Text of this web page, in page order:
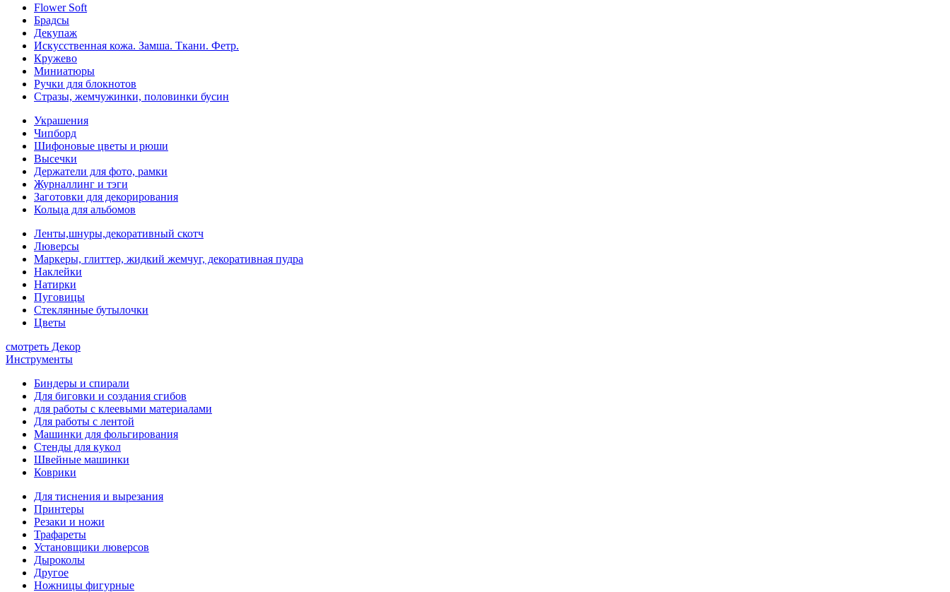
Flower Soft
Брадсы
Декупаж
Искусственная кожа. Замша. Ткани. Фетр.
Кружево
Миниатюры
Ручки для блокнотов
Стразы, жемчужинки, половинки бусин
Украшения
Чипборд
Шифоновые цветы и рюши
Высечки
Держатели для фото, рамки
Журналлинг и тэги
Заготовки для декорирования
Кольца для альбомов
Ленты,шнуры,декоративный скотч
Люверсы
Маркеры, глиттер, жидкий жемчуг, декоративная пудра
Наклейки
Натирки
Пуговицы
Стеклянные бутылочки
Цветы
смотреть Декор
Инструменты
Биндеры и спирали
Для биговки и создания сгибов
для работы с клеевыми материалами
Для работы с лентой
Машинки для фольгирования
Стенды для кукол
Швейные машинки
Коврики
Для тиснения и вырезания
Принтеры
Резаки и ножи
Трафареты
Установщики люверсов
Дыроколы
Другое
Ножницы фигурные